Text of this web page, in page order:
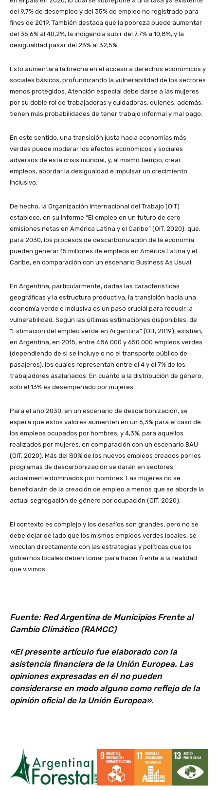
del 9,7% de desempleo y del 35% de empleo no registrado para
fines de 2019. También destaca que la pobreza puede aumentar
del 35,6% al 40,2%, la indigencia subir del 7,7% a 10,8%, y la
desigualdad pasar del 23% al 32,5%.
Esto aumentará la brecha en el acceso a derechos económicos y
sociales básicos, profundizando la vulnerabilidad de los sectores
menos protegidos. Atención especial debe darse a las mujeres
por su doble rol de trabajadoras y cuidadoras, quienes, además,
tienen más probabilidades de tener trabajo informal y mal pago.
En este sentido, una transición justa hacia economías más
verdes puede moderar los efectos económicos y sociales
adversos de esta crisis mundial, y, al mismo tiempo, crear
empleos, abordar la desigualdad e impulsar un crecimiento
inclusivo.
De hecho, la Organización Internacional del Trabajo (OIT)
establece, en su informe “El empleo en un futuro de cero
emisiones netas en América Latina y el Caribe” (OIT, 2020), que,
para 2030, los procesos de descarbonización de la economía
pueden generar 15 millones de empleos en América Latina y el
Caribe, en comparación con un escenario Business As Usual.
En Argentina, particularmente, dadas las características
geográficas y la estructura productiva, la transición hacia una
economía verde e inclusiva es un paso crucial para reducir la
vulnerabilidad. Según las últimas estimaciones disponibles, de
“Estimación del empleo verde en Argentina” (OIT, 2019), existían,
en Argentina, en 2015, entre 486.000 y 650.000 empleos verdes
(dependiendo de si se incluye o no el transporte público de
pasajeros), los cuales representan entre el 4 y el 7% de los
trabajadores asalariados. En cuanto a la distribución de género,
sólo el 13% es desempeñado por mujeres.
Para el año 2030, en un escenario de descarbonización, se
espera que estos valores aumenten en un 6,3% para el caso de
los empleos ocupados por hombres, y 4,3%, para aquellos
realizados por mujeres, en comparación con un escenario BAU
(OIT, 2020). Más del 80% de los nuevos empleos creados por los
programas de descarbonización se darán en sectores
actualmente dominados por hombres. Las mujeres no se
beneficiarán de la creación de empleo a menos que se aborde la
actual segregación de género por ocupación (OIT, 2020).
El contexto es complejo y los desafíos son grandes, pero no se
debe dejar de lado que los mismos empleos verdes locales, se
vinculan directamente con las estrategias y políticas que los
gobiernos locales deben tomar para hacer frente a la realidad
que vivimos.
Fuente: Red Argentina de Municipios Frente al
Cambio Climático (RAMCC)
«El presente artículo fue elaborado con la
asistencia financiera de la Unión Europea. Las
opiniones expresadas en él no pueden
considerarse en modo alguno como reflejo de la
opinión oficial de la Unión Europea».